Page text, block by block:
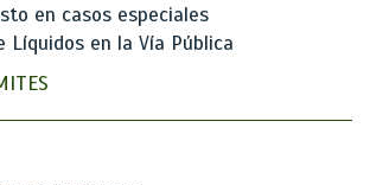
en casos especiales
Líquidos en la Vía Pública